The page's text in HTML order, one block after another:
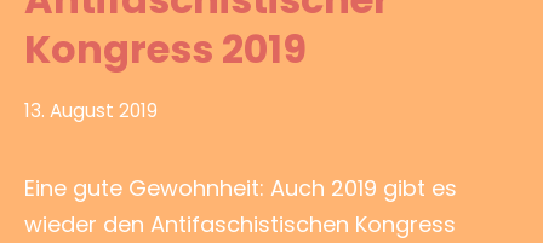
Kongress 2019
13. August 2019
Eine gute Gewohnheit: Auch 2019 gibt es
wieder den Antifaschistischen Kongress